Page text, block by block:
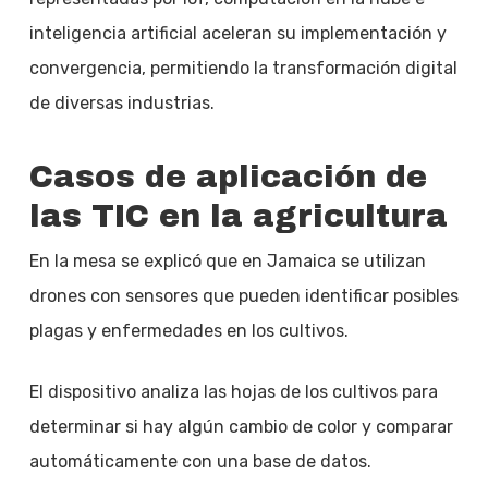
inteligencia artificial aceleran su implementación y
convergencia, permitiendo la transformación digital
de diversas industrias.
Casos de aplicación de
las TIC en la agricultura
En la mesa se explicó que en Jamaica se utilizan
drones con sensores que pueden identificar posibles
plagas y enfermedades en los cultivos.
El dispositivo analiza las hojas de los cultivos para
determinar si hay algún cambio de color y comparar
automáticamente con una base de datos.